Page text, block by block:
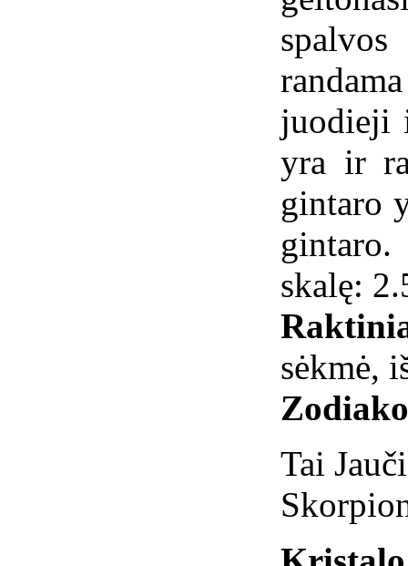
juodieji
yra ir
gintaro
skalę:
sėkmė,
Tai